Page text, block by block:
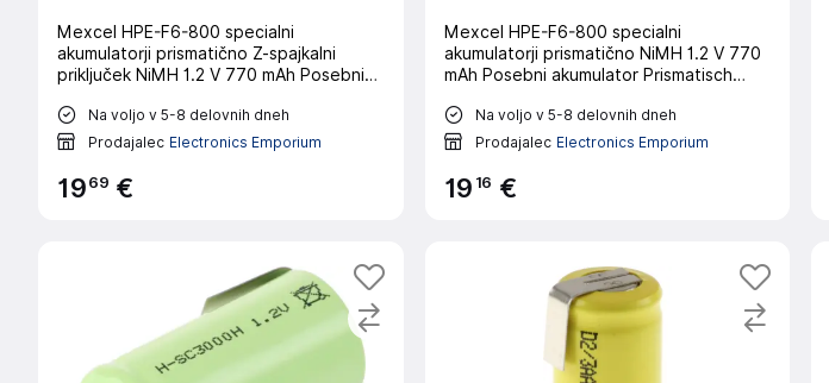
Mexcel HPE-F6-800 specialni
akumulatorji prismatično Z-spajkalni
priključek NiMH 1.2 V 770 mAh Posebni
NiMH Mex
Na voljo v 5-8 delovnih dneh
Prodajalec Electronics Emporium
1969 €
Mexcel HPE-F6-800 specialni
akumulatorji prismatično NiMH 1.2 V 770
mAh Posebni akumulator Prismatisch
mAhNa voljo v 5-8 delovnih dneh
Prodajalec Electronics Emporium
19 16 €